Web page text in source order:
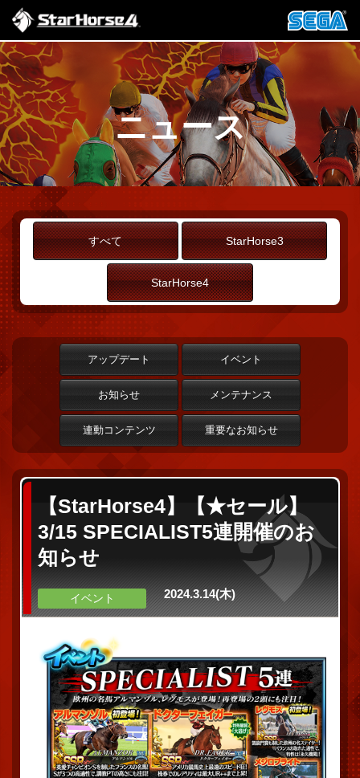
ニュース
すべて StarHorse3
StarHorse4
アップデート イベント
お知らせ メンテナンス
連動コンテンツ 重要なお知らせ
【StarHorse4】【★セール】
3/15 SPECIALIST5連開催のお
知らせ
イベント 2024.3.14(木)